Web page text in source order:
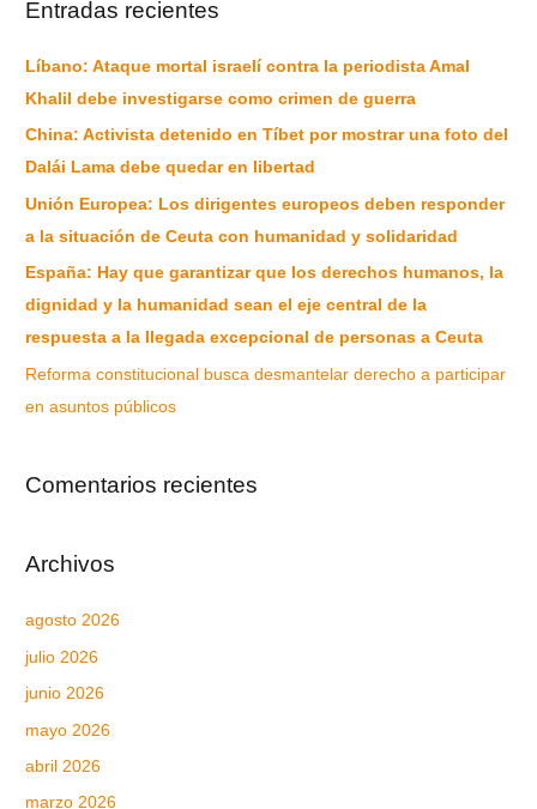
Entradas recientes
Líbano: Ataque mortal israelí contra la periodista Amal
Khalil debe investigarse como crimen de guerra
China: Activista detenido en Tíbet por mostrar una foto del
Dalái Lama debe quedar en libertad
Unión Europea: Los dirigentes europeos deben responder
a la situación de Ceuta con humanidad y solidaridad
España: Hay que garantizar que los derechos humanos, la
dignidad y la humanidad sean el eje central de la
respuesta a la llegada excepcional de personas a Ceuta
Reforma constitucional busca desmantelar derecho a participar
en asuntos públicos
Comentarios recientes
Archivos
agosto 2026
julio 2026
junio 2026
mayo 2026
abril 2026
marzo 2026